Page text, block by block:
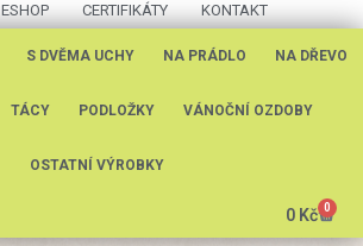
ESHOP CERTIFIKÁTY KONTAKT
S DVĚMA UCHY NA PRÁDLO NA DŘEVO
TÁCY PODLOŽKY VÁNOČNÍ OZDOBY
OSTATNÍ VÝROBKY
0 Kč 0